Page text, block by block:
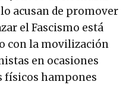
acusan de promover
el Fascismo está
con la movilización
en ocasiones
físicos hampones